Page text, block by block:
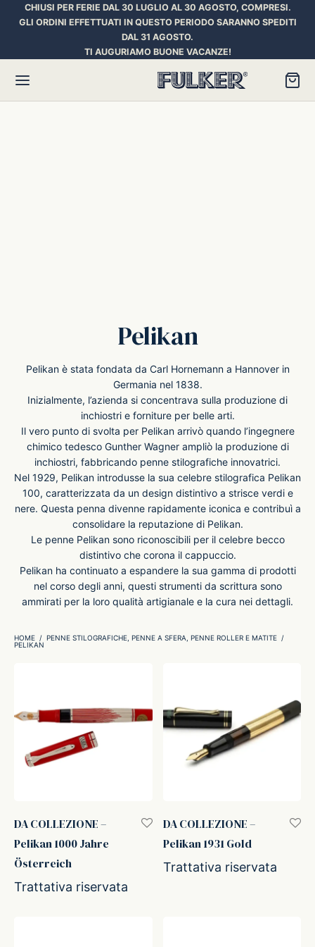
CHIUSI PER FERIE DAL 30 LUGLIO AL 30 AGOSTO, COMPRESI.
GLI ORDINI EFFETTUATI IN QUESTO PERIODO SARANNO SPEDITI
DAL 31 AGOSTO.
TI AUGURIAMO BUONE VACANZE!
Pelikan
Pelikan è stata fondata da Carl Hornemann a Hannover in
Germania nel 1838.
Inizialmente, l’azienda si concentrava sulla produzione di
inchiostri e forniture per belle arti.
Il vero punto di svolta per Pelikan arrivò quando l’ingegnere
chimico tedesco Gunther Wagner ampliò la produzione di
inchiostri, fabbricando penne stilografiche innovatrici.
Nel 1929, Pelikan introdusse la sua celebre stilografica Pelikan
100, caratterizzata da un design distintivo a strisce verdi e
nere. Questa penna divenne rapidamente iconica e contribuì a
consolidare la reputazione di Pelikan.
Le penne Pelikan sono riconoscibili per il celebre becco
distintivo che corona il cappuccio.
Pelikan ha continuato a espandere la sua gamma di prodotti
nel corso degli anni, questi strumenti da scrittura sono
ammirati per la loro qualità artigianale e la cura nei dettagli.
HOME / PENNE STILOGRAFICHE, PENNE A SFERA, PENNE ROLLER E MATITE /
PELIKAN
DA COLLEZIONE –
Pelikan 1000 Jahre
Österreich
Trattativa riservata
DA COLLEZIONE –
Pelikan 1931 Gold
Trattativa riservata
Astronaut Space Pen
Space Pen
pressurizzato
Castell